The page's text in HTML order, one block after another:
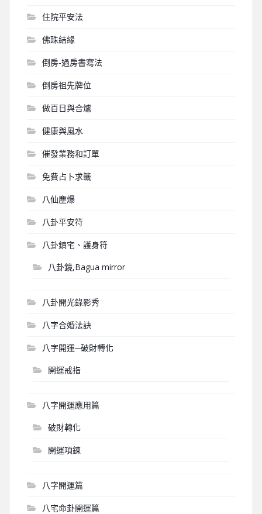
住院平安法
佛珠結緣
倒房-過房書寫法
倒房祖先牌位
做百日與合爐
健康與風水
催發業務和訂單
免費占卜求籤
八仙塵爆
八卦平安符
八卦鎮宅、護身符
八卦鏡,Bagua mirror
八卦開光錄影秀
八字合婚法訣
八字開運─破財轉化
開運戒指
八字開運應用篇
破財轉化
開運項鍊
八字開運篇
八宅命卦開運篇